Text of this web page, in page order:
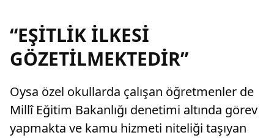
“EŞİTLİK İLKESİ
GÖZETİLMEKTEDİR”
Oysa özel okullarda çalışan öğretmenler de
Millî Eğitim Bakanlığı denetimi altında görev
yapmakta ve kamu hizmeti niteliği taşıyan